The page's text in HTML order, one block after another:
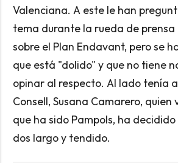
Valenciana. A este le han
tema durante la rueda de
sobre el Plan Endavant, pero se
que está "dolido" y que no tiene
opinar al respecto. Al lado tenía
Consell, Susana Camarero, quien
que ha sido Pampols, ha
dos largo y tendido.